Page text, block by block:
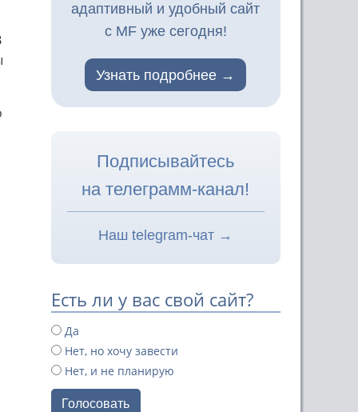
адаптивный и удобный сайт
с MF уже сегодня!
Узнать подробнее
Подписывайтесь
на телеграмм-канал!
Наш telegram-чат →
Есть ли у вас свой сайт?
Да
Нет, но хочу завести
Нет, и не планирую
Голосовать